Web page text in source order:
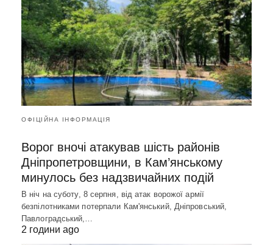
ОФІЦІЙНА ІНФОРМАЦІЯ
Ворог вночі атакував шість районів
Дніпропетровщини, в Кам’янському
минулось без надзвичайних подій
В ніч на суботу, 8 серпня, від атак ворожої армії
безпілотниками потерпали Кам'янський, Дніпровський,
Павлоградський,…
2 години ago